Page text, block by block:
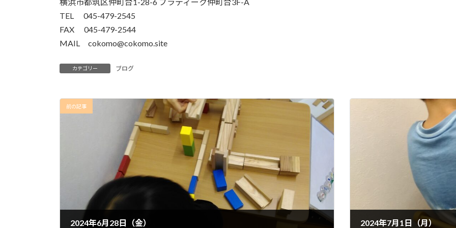
TEL 045-479-2545
FAX 045-479-2544
MAIL cokomo@cokomo.site
カテゴリー ブログ
前の記事
2024年6月28日（金） 2024年7月1日（月）